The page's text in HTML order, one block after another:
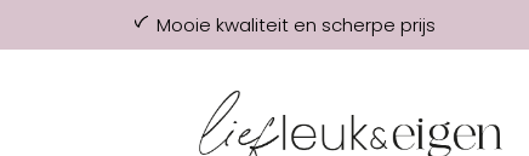
Mooie kwaliteit en scherpe prijs